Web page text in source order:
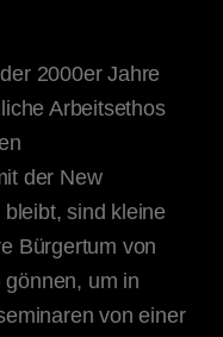
2000er Jahre
Arbeitsethos
der New
sind kleine
Bürgertum von
um in
von einer